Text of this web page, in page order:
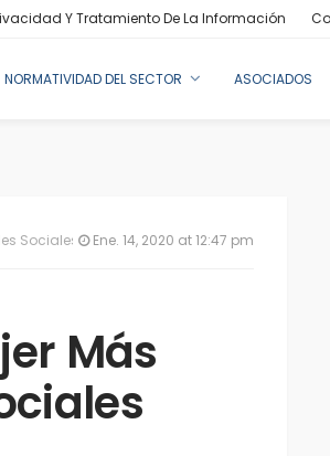
Y Tratamiento De La Información
NORMATIVIDAD DEL SECTOR ASOCIADOS
Sociales Ene. 14, 2020 at 12:47 pm
Más